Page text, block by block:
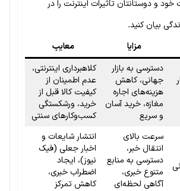
خود و دوستانتان تأثیرات اینترنت را در
بیان کنید.
مزایا معایب
دسترسی به بازار
جهانی، کاهش
هزینه‌های اجاره
مغازه، خرید آسان
و سریع
کلاهبرداری اینترنتی،
عدم اطمینان از
کیفیت کالا قبل از
خرید، ورشکستگی
کسب‌وکارهای سنتی
سرعت بالای
انتقال خبر،
دسترسی به منابع
متنوع خبری،
آگاهی لحظه‌ای
انتشار شایعات و
اخبار جعلی (فیک
نیوز)، ایجاد
اضطراب خبری،
کاهش تمرکز